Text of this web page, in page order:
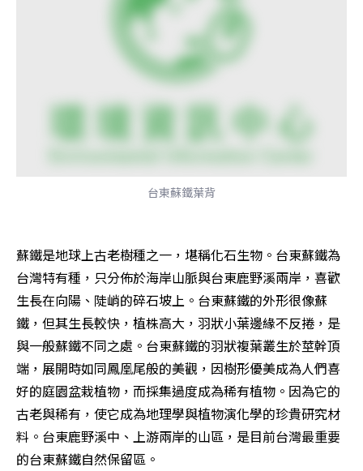
台東蘇鐵葉背
蘇鐵是地球上古老樹種之一，堪稱化石生物。台東蘇鐵為
台灣特有種，只分佈於海岸山脈與台東鹿野溪兩岸，喜歡
生長在向陽、陡峭的碎石坡上。台東蘇鐵的外形很像蘇
鐵，但其生長較快，植株高大，羽狀小葉邊緣不反捲，是
與一般蘇鐵不同之處。台東蘇鐵的羽狀複葉叢生於莖幹頂
端，展開時如同鳳凰尾般的美觀，因樹形優美成為人們喜
好的庭園盆栽植物，而採集過度成為稀有植物。因為它的
古老與稀有，使它成為地理學與植物演化學的珍貴研究材
料。台東鹿野溪中、上游兩岸的山區，是目前台灣最重要
的台東蘇鐵自然保留區。